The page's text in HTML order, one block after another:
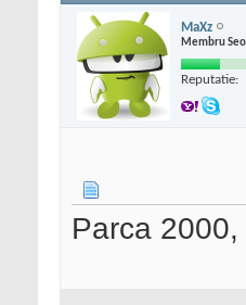
MaXz
Membru
Reputatie:
Parca